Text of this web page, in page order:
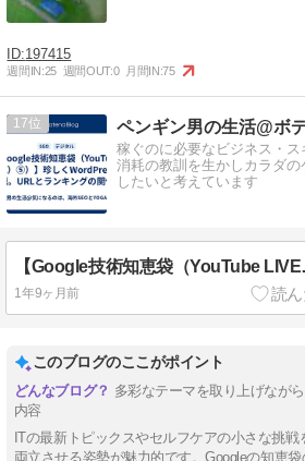
197415
週間IN:25 週間OUT:0 月間IN:75
17
稼ぐのに必要なビジネス・
消耗の教訓を生かしカラダ
したいと考えています
【Google技術
1年9ヶ月前
このブログのここがポイント
多彩なテーマを取り上げなが
内容
ITの最新トピックスやセルフケアの小さな挑
両立させる姿勢が魅力的です。Googleの知恵